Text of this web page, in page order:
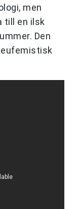
men
till en ilsk
Den